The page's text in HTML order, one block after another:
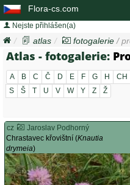
Flora-cs.com
Nejste přihlášen(a)
atlas fotogalerie /
Atlas - fotogalerie:
A B C Č D E F G H CH
S
Š T U V W Y Z Ž
cz
Jaroslav Podhorný
Chrastavec křovištní (Knautia
drymeia)